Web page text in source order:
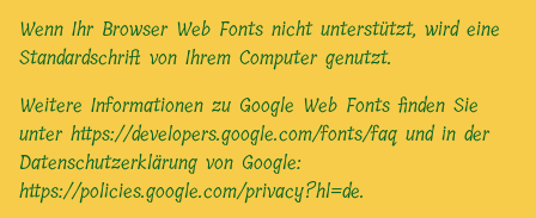
Wenn Ihr Browser Web Fonts nicht unterstützt, wird eine
Standardschrift von Ihrem Computer genutzt.
Weitere Informationen zu Google Web Fonts finden Sie
unter https://developers.google.com/fonts/faq und in der
Datenschutzerklärung von Google:
https://policies.google.com/privacy?hl=de.